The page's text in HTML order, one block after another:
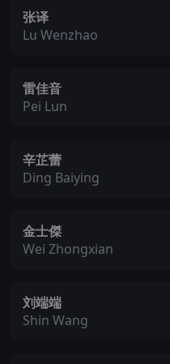
张译
Lu Wenzhao
雷佳音
Pei Lun
辛芷蕾
Ding Baiying
金士傑
Wei Zhongxian
刘端端
Shin Wang